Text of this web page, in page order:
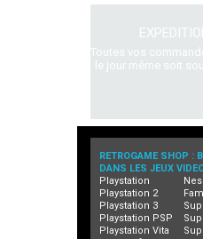
Toutes vos
le jour même soit
RETROGAME SHOP :
DANS LES JEUX
Playstation
Playstation 2
Playstation 3
Playstation PSP
Playstation Vita
Nes